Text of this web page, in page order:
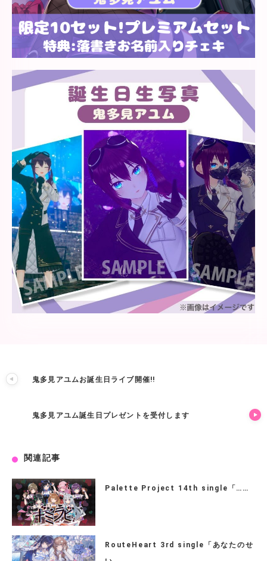
鬼多見アユムお誕生日ライブ開催!!
鬼多見アユム誕生日プレゼントを受付します
関連記事
Palette Project 14th single「……
RouteHeart 3rd single「あなたのせ